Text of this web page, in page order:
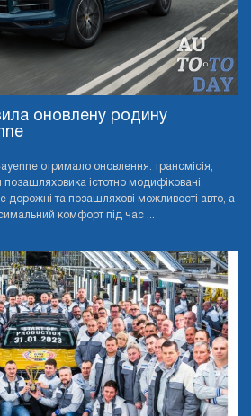
оновлену родину
отримало оновлення: трансмісія,
істотно модифіковані.
та позашляхові можливості авто, а
комфорт під час ...